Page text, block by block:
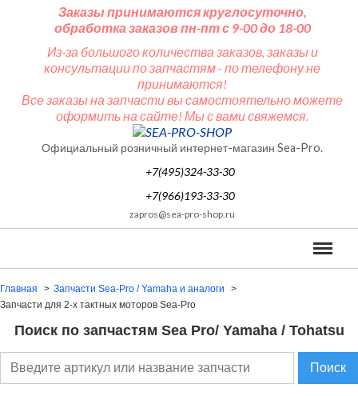
Заказы принимаются круглосуточно,
обработка заказов пн-пт с 9-00 до 18-00
Из-за большого количества заказов, заказы и
консультации по запчастям - по телефону не
принимаются!
Все заказы на запчасти вы самостоятельно можете
оформить на сайте! Мы с вами свяжемся.
Официальный розничный интернет-магазин Sea-Pro.
+7(495)324-33-30
+7(966)193-33-30
zapros@sea-pro-shop.ru
Меню
Запчасти для 2-х тактных моторов Sea-Pro
Запчасти Sea-Pro / Yamaha и аналоги
Главная
Поиск по запчастям Sea Pro/ Yamaha / Tohatsu
Поиск